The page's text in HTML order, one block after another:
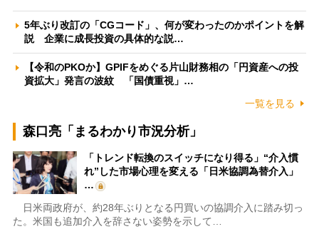
5年ぶり改訂の「CGコード」、何が変わったのかポイントを解
説 企業に成長投資の具体的な説…
【令和のPKOか】GPIFをめぐる片山財務相の「円資産への投
資拡大」発言の波紋 「国債重視」…
一覧を見る
森口亮「まるわかり市況分析」
「トレンド転換のスイッチになり得る」“介入慣
れ”した市場心理を変える「日米協調為替介入」
…
日米両政府が、約28年ぶりとなる円買いの協調介入に踏み切っ
た。米国も追加介入を辞さない姿勢を示して…